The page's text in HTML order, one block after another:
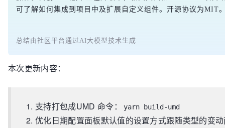
可了解如何集成到项目中及扩展自定义组件。开源协议为MIT
总结由社区平台通过AI大模型技术生成
本次更新内容：
支持打包成UMD 命令： yarn build-umd
优化日期配置面板默认值的设置方式跟随类型的变